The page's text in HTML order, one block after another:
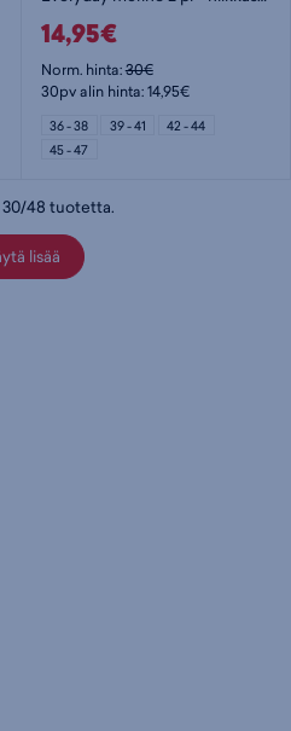
14,95€
Norm. hinta:30€
30pv alin hinta: 14,95€
36 - 38 39 - 41
42 - 44
45 - 47
30/48 tuotetta.
lisää